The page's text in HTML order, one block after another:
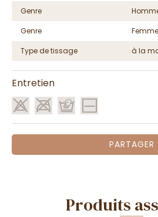
Genre
Genre
Femme
Type de tissage
à la
Entretien
PARTAGER
Produits